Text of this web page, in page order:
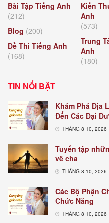
Bài Tập Tiếng Anh
(212)
Blog (200)
Đề Thi Tiếng Anh
(168)
Kiến
Anh
(573)
Trung
Anh
(180)
TIN NỔI BẬT
Khám Phá Địa
Đến Các Đại
THÁNG 8 10, 2026
Tuyển tập
về cha
THÁNG 8 10, 2026
Các Bộ Phận
Chức Năng
THÁNG 8 10, 2026